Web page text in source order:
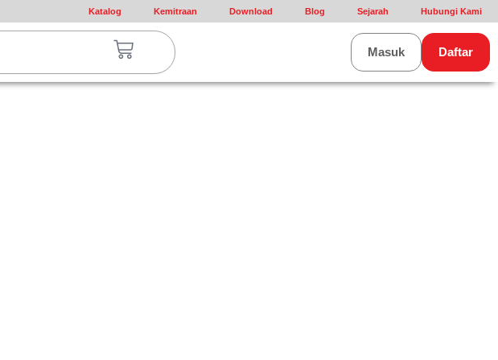
Katalog Kemitraan Download Blog Sejarah Hubungi Kami
Cart Daftar
Masuk